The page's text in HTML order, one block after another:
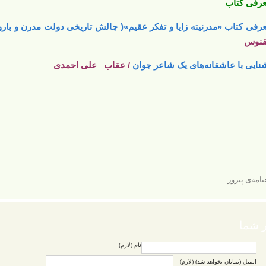
کتاب
کتاب «مدرنیته زایا و تفکر عقیم»( چالش تاریخی دولت مدرن و
با عاشقانه‌های یک شاعر جوان / عقاب علی احمدی
پیروز
نام (لازم)
ایمیل (نمایان نخواهد شد) (لازم)